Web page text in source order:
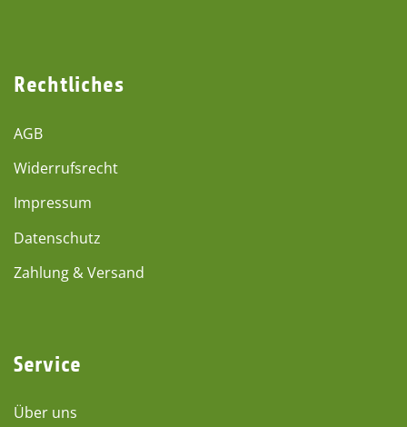
Rechtliches
AGB
Widerrufsrecht
Impressum
Datenschutz
Zahlung & Versand
Service
Über uns